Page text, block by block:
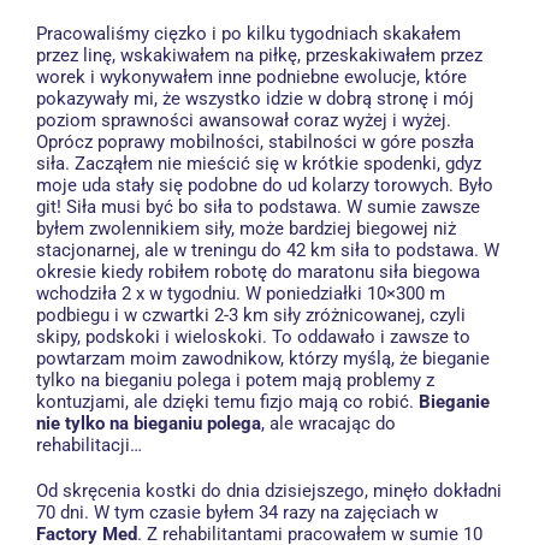
Pracowaliśmy cięzko i po kilku tygodniach skakałem
przez linę, wskakiwałem na piłkę, przeskakiwałem przez
worek i wykonywałem inne podniebne ewolucje, które
pokazywały mi, że wszystko idzie w dobrą stronę i mój
poziom sprawności awansował coraz wyżej i wyżej.
Oprócz poprawy mobilności, stabilności w góre poszła
siła. Zacząłem nie mieścić się w krótkie spodenki, gdyz
moje uda stały się podobne do ud kolarzy torowych. Było
git! Siła musi być bo siła to podstawa. W sumie zawsze
byłem zwolennikiem siły, może bardziej biegowej niż
stacjonarnej, ale w treningu do 42 km siła to podstawa. W
okresie kiedy robiłem robotę do maratonu siła biegowa
wchodziła 2 x w tygodniu. W poniedziałki 10×300 m
podbiegu i w czwartki 2-3 km siły zróżnicowanej, czyli
skipy, podskoki i wieloskoki. To oddawało i zawsze to
powtarzam moim zawodnikow, którzy myślą, że bieganie
tylko na bieganiu polega i potem mają problemy z
kontuzjami, ale dzięki temu fizjo mają co robić. Bieganie
nie tylko na bieganiu polega, ale wracając do
rehabilitacji…
Od skręcenia kostki do dnia dzisiejszego, minęło dokładni
70 dni. W tym czasie byłem 34 razy na zajęciach w
Factory Med. Z rehabilitantami pracowałem w sumie 10